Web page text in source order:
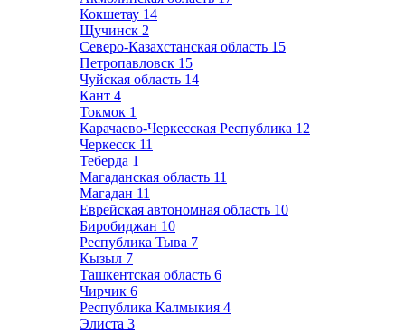
Кокшетау 14
Щучинск 2
Северо-Казахстанская область 15
Петропавловск 15
Чуйская область 14
Кант 4
Токмок 1
Карачаево-Черкесская Республика 12
Черкесск 11
Теберда 1
Магаданская область 11
Магадан 11
Еврейская автономная область 10
Биробиджан 10
Республика Тыва 7
Кызыл 7
Ташкентская область 6
Чирчик 6
Республика Калмыкия 4
Элиста 3